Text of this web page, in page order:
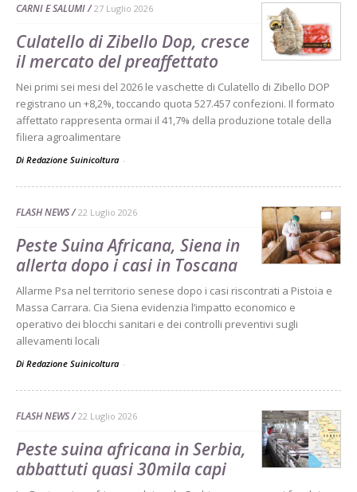
CARNI E SALUMI 27 Luglio 2026
Culatello di Zibello Dop, cresce
il mercato del preaffettato
Nei primi sei mesi del 2026 le vaschette di Culatello di Zibello DOP
registrano un +8,2%, toccando quota 527.457 confezioni. Il formato
affettato rappresenta ormai il 41,7% della produzione totale della
filiera agroalimentare
Di Redazione Suinicoltura -
FLASH NEWS 22 Luglio 2026
Peste Suina Africana, Siena in
allerta dopo i casi in Toscana
Allarme Psa nel territorio senese dopo i casi riscontrati a Pistoia e
Massa Carrara. Cia Siena evidenzia l’impatto economico e
operativo dei blocchi sanitari e dei controlli preventivi sugli
allevamenti locali
Di Redazione Suinicoltura -
FLASH NEWS 22 Luglio 2026
Peste suina africana in Serbia,
abbattuti quasi 30mila capi